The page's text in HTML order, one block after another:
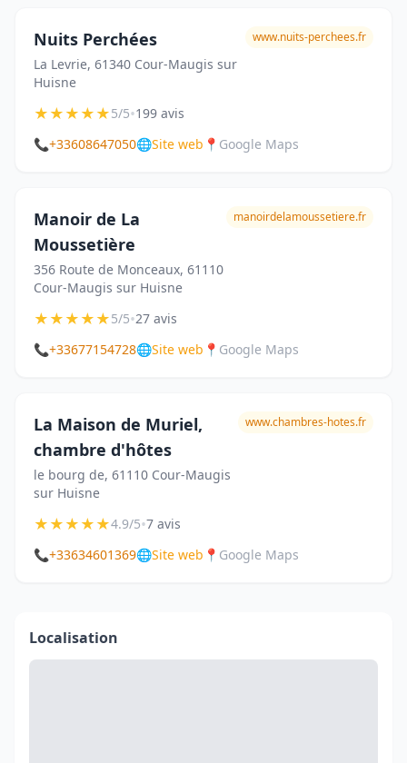
Nuits Perchées
La Levrie, 61340 Cour-Maugis sur
Huisne
www.nuits-perchees.fr
★★★★★5/5•199 avis
📞+33608647050🌐Site web 📍 Google Maps
Manoir de La
Moussetière
356 Route de Monceaux, 61110
Cour-Maugis sur Huisne
manoirdelamoussetiere.fr
★★★★★5/5•27 avis
📞+33677154728🌐Site web 📍 Google Maps
La Maison de Muriel,
chambre d'hôtes
le bourg de, 61110 Cour-Maugis
sur Huisne
www.chambres-hotes.fr
★★★★★4.9/5•7 avis
📞+33634601369🌐Site web 📍 Google Maps
Localisation